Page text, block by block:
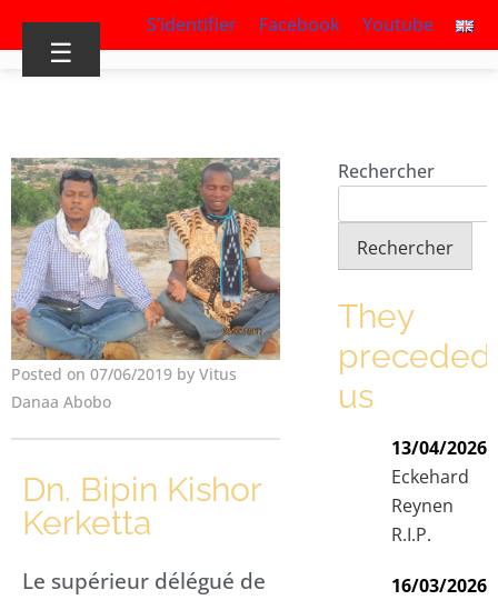
S’identifier Facebook Youtube
☰
Posted on 07/06/2019 by Vitus
Danaa Abobo
Dn. Bipin Kishor
Kerketta
Le supérieur délégué de
Rechercher
Rechercher
They
preceded
us
13/04/2026
Eckehard
Reynen
R.I.P.
16/03/2026